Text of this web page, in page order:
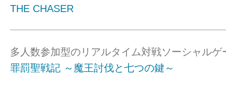
THE CHASER
多人数参加型のリアルタイム対戦ソーシャルゲ
罪罰聖戦記 ～魔王討伐と七つの鍵～